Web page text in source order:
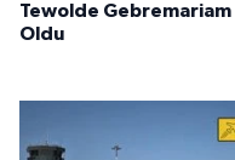
Tewolde Gebremariam
Oldu